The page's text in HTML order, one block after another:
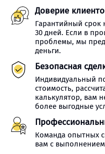
Доверие
Гарантийный срок
30 дней. Если в
проблемы, мы
деньги.
Безопасная
Индивидуальный
стоимость,
калькулятор, вам
более выгодные
Команда опытных
вам с